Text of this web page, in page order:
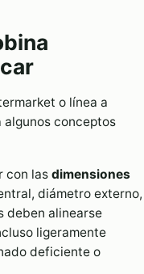
o línea a
conceptos
con las dimensiones
diámetro externo,
deben alinearse
ligeramente
deficiente o